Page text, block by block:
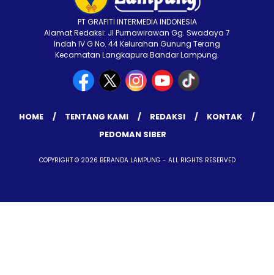
PT GRAFITI INTERMEDIA INDONESIA
Alamat Redaksi: Jl Purnawirawan Gg. Swadaya 7
Indah IV G No. 44 Kelurahan Gunung Terang
Kecamatan Langkapura Bandar Lampung.
HOME TENTANG KAMI REDAKSI
KONTAK
PEDOMAN SIBER
COPYRIGHT © 2026 BERANDA LAMPUNG - ALL RIGHTS RESERVED